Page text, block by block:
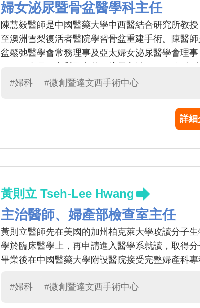
婦女泌尿暨骨盆醫學科主任
陳慧毅醫師是中國醫藥大學中西醫結合研究所教
至澳洲雪梨復活者醫院學習骨盆重建手術。陳醫
盆鬆弛醫學會常務理事及亞太婦女泌尿醫學會理
垂等骨盆腔重建修補手術。 2.子宮腫瘤、卵巢腫
瘤、子宮息肉、子宮腔沾黏等子宮鏡無創手術。
等手術治療。 6.停經後萎縮性陰道炎、陰道鬆弛
異位症、經血過多、停經後出血、痛經、小陰唇
防篩檢(子宮頸抹片、人類乳突病毒檢測、陰道鏡
查、剖腹生產、產後妊娠紋)。
#婦科 #微創暨達文西手術中心
詳細
黃則立 Tseh-Lee Hwang
主治醫師、婦產部檢查室主任
黃則立醫師先在美國的加州柏克萊大學攻讀分子
學於臨床醫學上，再申請進入醫學系就讀，取得分
畢業後在中國醫藥大學附設醫院接受完整婦產科專
#婦科 #微創暨達文西手術中心